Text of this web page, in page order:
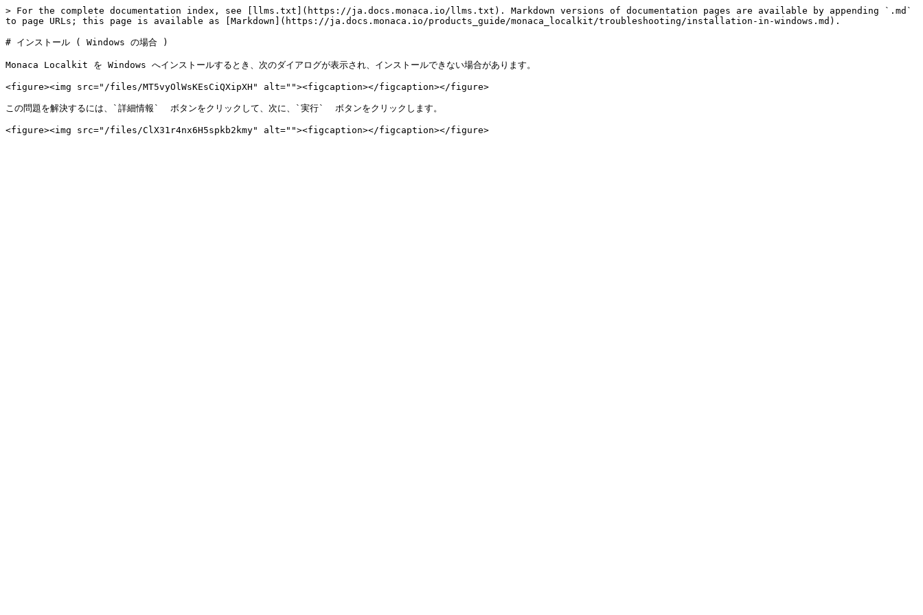
> For the complete documentation index, see [llms.txt](https://ja.docs.monaca.io/llms.txt). Markdown versions of documentation pages are available by appending `.md`
to page URLs; this page is available as [Markdown](https://ja.docs.monaca.io/products_guide/monaca_localkit/troubleshooting/installation-in-windows.md).
# インストール ( Windows の場合 )
Monaca Localkit を Windows へインストールするとき、次のダイアログが表示され、インストールできない場合があります。
<figure><img src="/files/MT5vyOlWsKEsCiQXipXH" alt=""><figcaption></figcaption></figure>
この問題を解決するには、`詳細情報`  ボタンをクリックして、次に、`実行`  ボタンをクリックします。